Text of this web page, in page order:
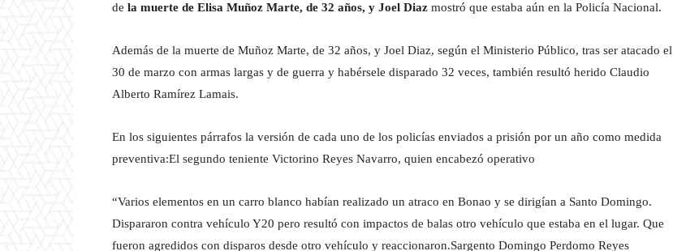
de la muerte de Elisa Muñoz Marte, de 32 años, y Joel Diaz mostró que estaba aún en la Policía Nacional.
Además de la muerte de Muñoz Marte, de 32 años, y Joel Diaz, según el Ministerio Público, tras ser atacado el
30 de marzo con armas largas y de guerra y habérsele disparado 32 veces, también resultó herido Claudio
Alberto Ramírez Lamais.
En los siguientes párrafos la versión de cada uno de los policías enviados a prisión por un año como medida
preventiva:El segundo teniente Victorino Reyes Navarro, quien encabezó operativo
“Varios elementos en un carro blanco habían realizado un atraco en Bonao y se dirigían a Santo Domingo.
Dispararon contra vehículo Y20 pero resultó con impactos de balas otro vehículo que estaba en el lugar. Que
fueron agredidos con disparos desde otro vehículo y reaccionaron.Sargento Domingo Perdomo Reyes